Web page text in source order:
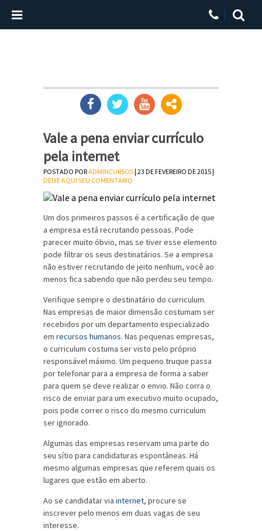
Vale a pena enviar currículo
pela internet
POSTADO PORADMINCURSOS| 23 DE FEVEREIRO DE 2015 |
DEIXE AQUI SEU COMENTÁRIO
Um dos primeiros passos é a certificação de que
a empresa está recrutando pessoas. Pode
parecer muito óbvio, mas se tiver esse elemento
pode filtrar os seus destinatários. Se a empresa
não estiver recrutando de jeito nenhum, você ao
menos fica sabendo que não perdeu seu tempo.
Verifique sempre o destinatário do curriculum.
Nas empresas de maior dimensão costumam ser
recebidos por um departamento especializado
em recursos humanos. Nas pequenas empresas,
o curriculum costuma ser visto pelo próprio
responsável máximo. Um pequeno truque passa
por telefonar para a empresa de forma a saber
para quem se deve realizar o envio. Não corra o
risco de enviar para um executivo muito ocupado,
pois pode correr o risco do mesmo curriculum
ser ignorado.
Algumas das empresas reservam uma parte do
seu sítio para candidaturas espontâneas. Há
mesmo algumas empresas que referem quais os
lugares que estão em aberto.
Ao se candidatar via internet, procure se
inscrever pelo menos em duas vagas de seu
interesse.